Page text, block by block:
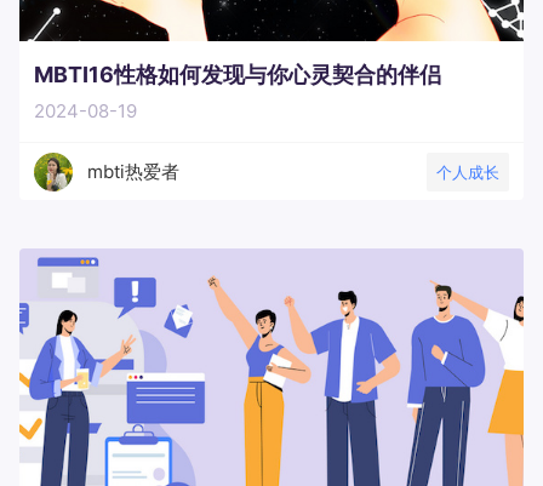
MBTI16性格如何发现与你心灵契合的伴侣
2024-08-19
mbti热爱者 个人成长